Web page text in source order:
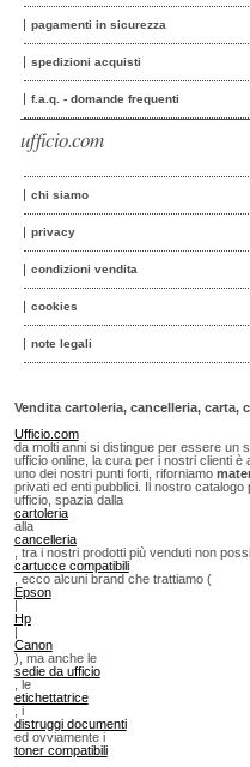
pagamenti in sicurezza
spedizioni acquisti
f.a.q. - domande frequenti
ufficio.com
chi siamo
privacy
condizioni vendita
cookies
note legali
Vendita cartoleria, cancelleria,
Ufficio.com
da molti anni si distingue per essere un
ufficio online, la cura per i nostri clienti
uno dei nostri punti forti, riforniamo
privati ed enti pubblici. Il nostro
ufficio, spazia dalla
cartoleria
alla
cancelleria
, tra i nostri prodotti più venduti non
cartucce compatibili
, ecco alcuni brand che trattiamo (
Epson
|
Hp
|
Canon
), ma anche le
sedie da ufficio
, le
etichettatrice
, i
distruggi documenti
ed ovviamente i
toner compatibili